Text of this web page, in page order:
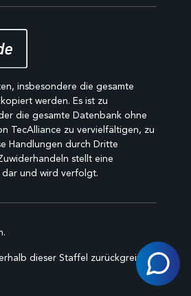
insbesondere die gesamte
werden. Es ist zu
die gesamte Datenbank ohne
TecAlliance zu vervielfältigen, zu
Handlungen durch Dritte
stellt eine
und wird verfolgt.
dieser Staffel zurückgreifen.